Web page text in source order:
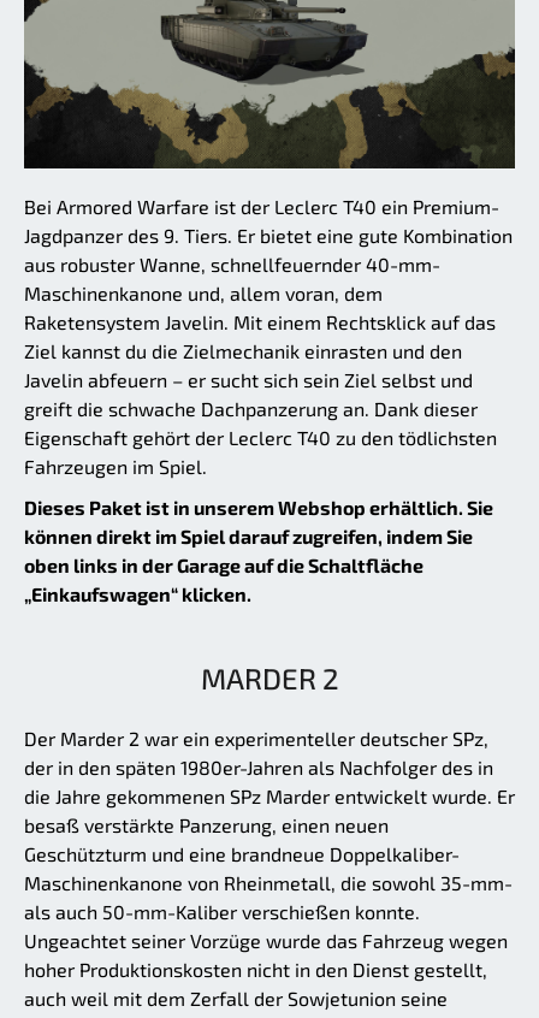
Bei Armored Warfare ist der Leclerc T40 ein Premium-
Jagdpanzer des 9. Tiers. Er bietet eine gute Kombination
aus robuster Wanne, schnellfeuernder 40-mm-
Maschinenkanone und, allem voran, dem
Raketensystem Javelin. Mit einem Rechtsklick auf das
Ziel kannst du die Zielmechanik einrasten und den
Javelin abfeuern – er sucht sich sein Ziel selbst und
greift die schwache Dachpanzerung an. Dank dieser
Eigenschaft gehört der Leclerc T40 zu den tödlichsten
Fahrzeugen im Spiel.
Dieses Paket ist in unserem Webshop erhältlich. Sie
können direkt im Spiel darauf zugreifen, indem Sie
oben links in der Garage auf die Schaltfläche
„Einkaufswagen“ klicken.
MARDER 2
Der Marder 2 war ein experimenteller deutscher SPz,
der in den späten 1980er-Jahren als Nachfolger des in
die Jahre gekommenen SPz Marder entwickelt wurde. Er
besaß verstärkte Panzerung, einen neuen
Geschützturm und eine brandneue Doppelkaliber-
Maschinenkanone von Rheinmetall, die sowohl 35-mm-
als auch 50-mm-Kaliber verschießen konnte.
Ungeachtet seiner Vorzüge wurde das Fahrzeug wegen
hoher Produktionskosten nicht in den Dienst gestellt,
auch weil mit dem Zerfall der Sowjetunion seine